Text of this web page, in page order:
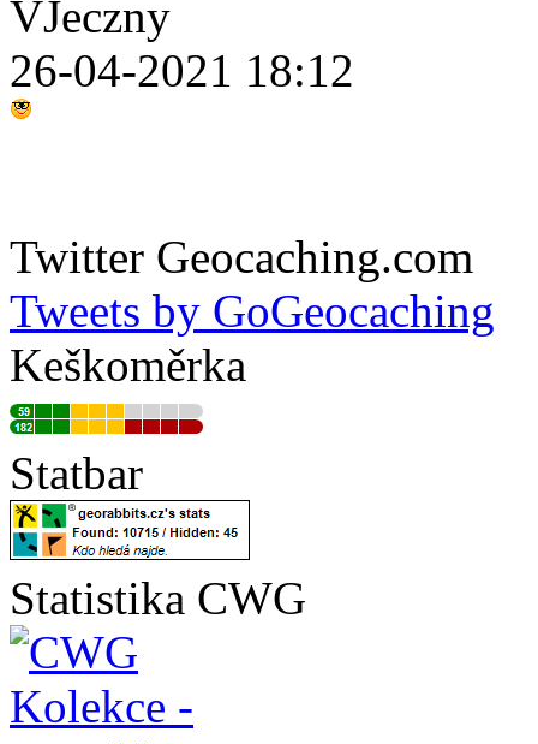
VJeczny
26-04-2021 18:12
Twitter Geocaching.com
Tweets by GoGeocaching
Keškoměrka
Statbar
Statistika CWG